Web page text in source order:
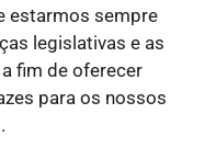
estarmos sempre
legislativas e as
fim de oferecer
para os nossos